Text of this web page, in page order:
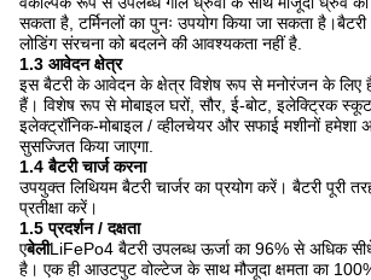
सकता है, टर्मिनलों का पुनः उपयोग किया जा सकता
लोडिंग संरचना को बदलने की आवश्यकता नहीं है.
1.3 आवेदन क्षेत्र
इस बैटरी के आवेदन के क्षेत्र विशेष रूप से मनोरंजन के लिए
हैं। विशेष रूप से मोबाइल घरों, सौर, ई-बोट, इलेक्ट्रिक
इलेक्ट्रॉनिक-मोबाइल / व्हीलचेयर और सफाई मशीनों हमेशा
सुसज्जित किया जाएगा.
1.4 बैटरी चार्ज करना
उपयुक्त लिथियम बैटरी चार्जर का प्रयोग करें। बैटरी पूरी
प्रतीक्षा करें।
1.5 प्रदर्शन / दक्षता
एबेलीLiFePo4 बैटरी उपलब्ध ऊर्जा का 96% से अधिक
है। एक ही आउटपुट वोल्टेज के साथ मौजूदा क्षमता का